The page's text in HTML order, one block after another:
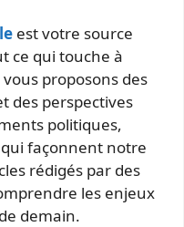
est votre source
ce qui touche à
proposons des
des perspectives
politiques,
façonnent notre
rédigés par des
les enjeux
demain.